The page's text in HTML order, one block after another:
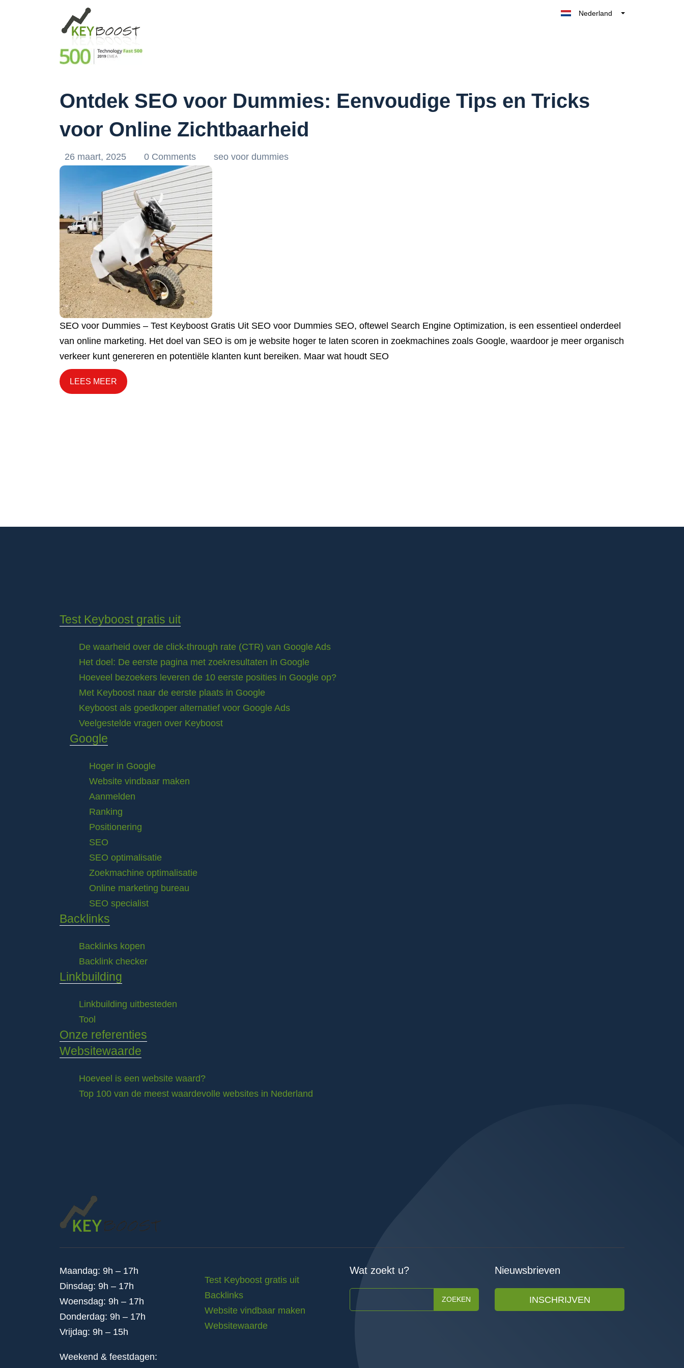
Nederland
España
Ontdek SEO voor Dummies: Eenvoudige Tips en Tricks
voor Online Zichtbaarheid
26 maart, 2025 0 Comments seo voor dummies
SEO voor Dummies – Test Keyboost Gratis Uit SEO voor Dummies SEO, oftewel Search Engine Optimization, is een essentieel onderdeel
van online marketing. Het doel van SEO is om je website hoger te laten scoren in zoekmachines zoals Google, waardoor je meer organisch
verkeer kunt genereren en potentiële klanten kunt bereiken. Maar wat houdt SEO
LEES MEER
Test Keyboost gratis uit
De waarheid over de click-through rate (CTR) van Google Ads
Het doel: De eerste pagina met zoekresultaten in Google
Hoeveel bezoekers leveren de 10 eerste posities in Google op?
Met Keyboost naar de eerste plaats in Google
Keyboost als goedkoper alternatief voor Google Ads
Veelgestelde vragen over Keyboost
Google
Hoger in Google
Website vindbaar maken
Aanmelden
Ranking
Positionering
SEO
SEO optimalisatie
Zoekmachine optimalisatie
Online marketing bureau
SEO specialist
Backlinks
Backlinks kopen
Backlink checker
Linkbuilding
Linkbuilding uitbesteden
Tool
Onze referenties
Websitewaarde
Hoeveel is een website waard?
Top 100 van de meest waardevolle websites in Nederland
Maandag: 9h – 17h
Dinsdag: 9h – 17h
Woensdag: 9h – 17h
Donderdag: 9h – 17h
Vrijdag: 9h – 15h
Weekend & feestdagen:
Test Keyboost gratis uit
Backlinks
Website vindbaar maken
Websitewaarde
Wat zoekt u?
ZOEKEN
Nieuwsbrieven
INSCHRIJVEN